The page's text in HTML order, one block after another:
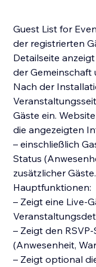
Guest List for
der registrierten
Detailseite
der Gemeinschaft
Nach der
Gäste ein.
die angezeigten
– einschließlich
Status
zusätzlicher Gäste.
Hauptfunktionen:
– Zeigt eine Live-
– Zeigt den
(Anwesenheit,
– Zeigt optional